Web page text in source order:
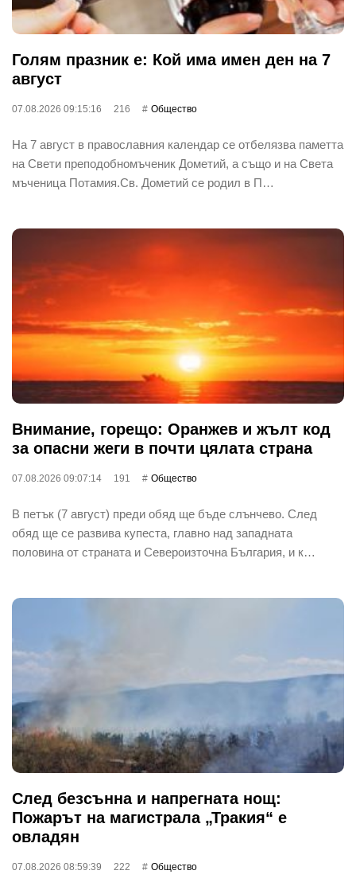
Голям празник е: Кой има имен ден на 7
август
07.08.2026 09:15:16 216 Общество
На 7 август в православния календар се отбелязва паметта
на Свети преподобномъченик Дометий, а също и на Света
мъченица Потамия.Св. Дометий се родил в П…
Внимание, горещо: Оранжев и жълт код
за опасни жеги в почти цялата страна
07.08.2026 09:07:14 191 Общество
В петък (7 август) преди обяд ще бъде слънчево. След
обяд ще се развива купеста, главно над западната
половина от страната и Североизточна България, и к…
След безсънна и напрегната нощ:
Пожарът на магистрала „Тракия“ е
овладян
07.08.2026 08:59:39 222 Общество